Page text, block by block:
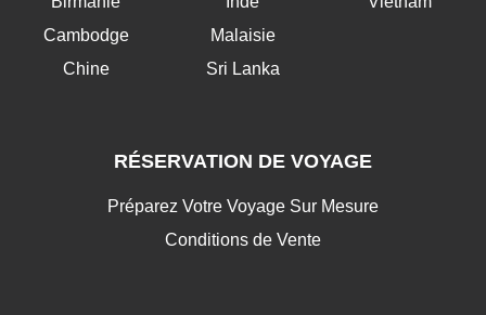
Cambodge
Chine
Malaisie
Sri Lanka
RÉSERVATION DE VOYAGE
Préparez Votre Voyage Sur Mesure
Conditions de Vente